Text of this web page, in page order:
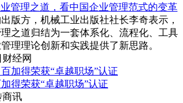
管理之道，看中国企业管理范式的变革
版方，机械工业出版社社长李奇表示，
之道归结为一套体系化、流程化、工具
理理论创新和实践提供了新思路。
经网
得荣获“卓越职场”认证
商讯